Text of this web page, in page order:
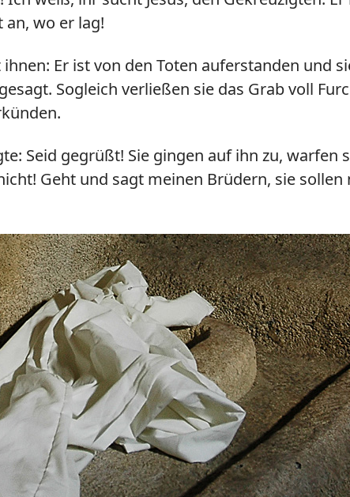
wo er lag!
Er ist von den Toten auferstanden und
Sogleich verließen sie das Grab voll
Seid gegrüßt! Sie gingen auf ihn zu,
Geht und sagt meinen Brüdern, sie